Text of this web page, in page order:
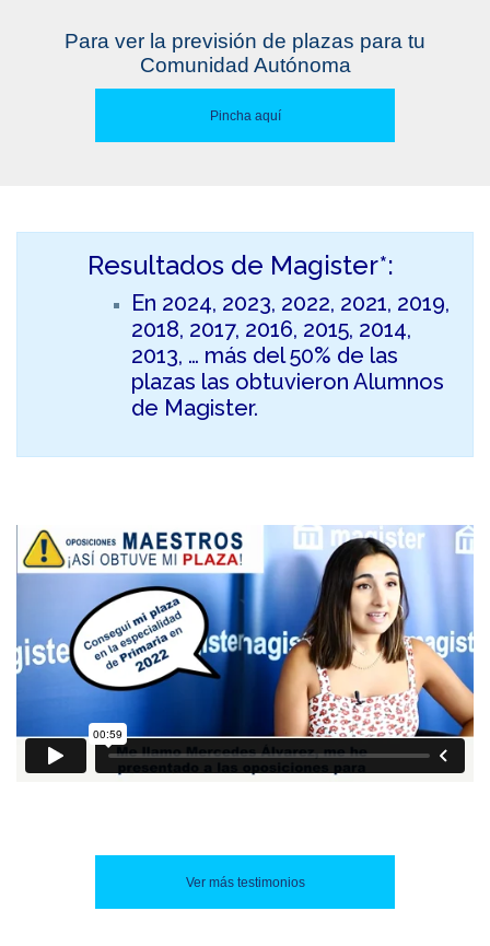
Para ver la previsión de plazas para tu
Comunidad Autónoma
Pincha aquí
Resultados de Magister*:
En 2024, 2023, 2022, 2021, 2019,
2018, 2017, 2016, 2015, 2014,
2013, … más del 50% de las
plazas las obtuvieron Alumnos
de Magister.
Ver más testimonios